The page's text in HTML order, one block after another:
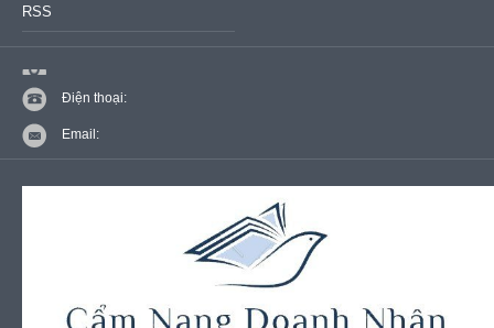
RSS
Điện thoại:
Email: